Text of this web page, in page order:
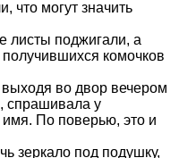
что могут значить
листы поджигали, а
комочков
во двор вечером
спрашивала у
По поверью, это и
зеркало под подушку,